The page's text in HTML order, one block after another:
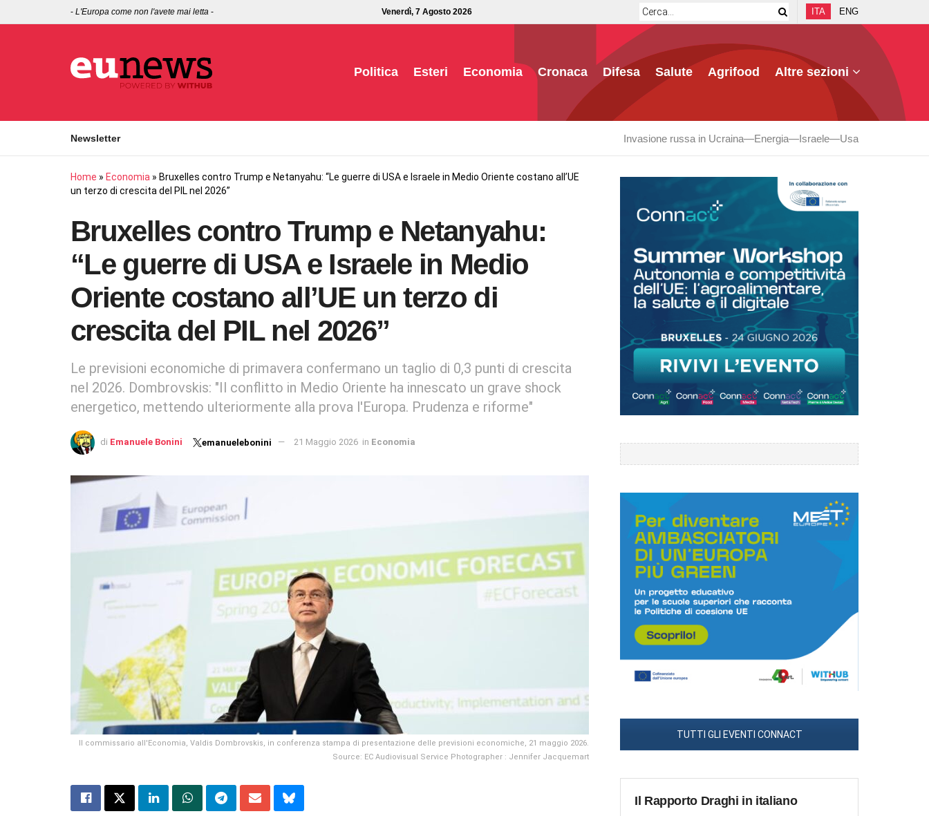
- L'Europa come non l'avete mai letta - Venerdì, 7 Agosto 2026 ITA ENG
Politica Esteri Economia Cronaca Difesa Salute Agrifood Altre sezioni
Newsletter Invasione russa in Ucraina Energia Israele Usa
Home » Economia » Bruxelles contro Trump e Netanyahu: “Le guerre di USA e Israele in Medio Oriente costano all’UE
un terzo di crescita del PIL nel 2026”
Bruxelles contro Trump e Netanyahu:
“Le guerre di USA e Israele in Medio
Oriente costano all’UE un terzo di
crescita del PIL nel 2026”
Le previsioni economiche di primavera confermano un taglio di 0,3 punti di crescita
nel 2026. Dombrovskis: "Il conflitto in Medio Oriente ha innescato un grave shock
energetico, mettendo ulteriormente alla prova l'Europa. Prudenza e riforme"
di Emanuele Bonini emanuelebonini 21 Maggio 2026 in Economia
Il commissario all'Economia, Valdis Dombrovskis, in conferenza stampa di presentazione delle previsioni economiche, 21 maggio 2026.
Source: EC Audiovisual Service Photographer : Jennifer Jacquemart
TUTTI GLI EVENTI CONNACT
Il Rapporto Draghi in italiano